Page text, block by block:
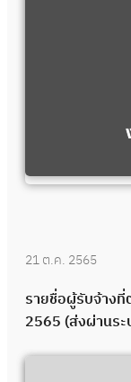
21 ต.ค. 2565
รายชื่อผู้รับจ้าง
2565 (ส่งผ่านร